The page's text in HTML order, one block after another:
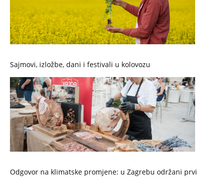
Sajmovi, izložbe, dani i festivali u kolovozu
Odgovor na klimatske promjene: u Zagrebu održani prvi